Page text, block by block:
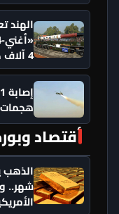
الهند
4 آلاف كيلومتر
هجمات
أقتصاد
الذهب
شهر..